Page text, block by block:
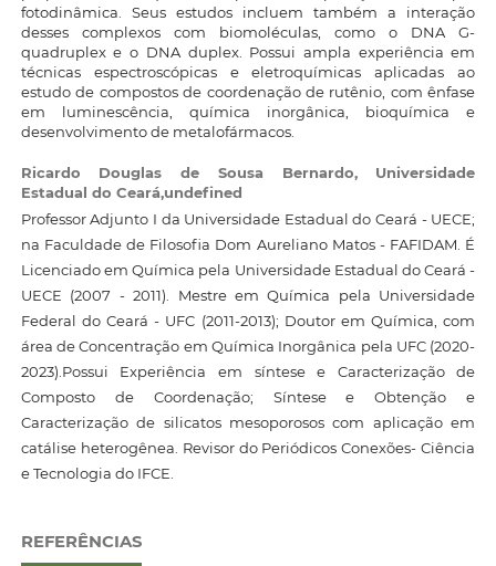
fotodinâmica. Seus estudos incluem também a interação
desses complexos com biomoléculas, como o DNA G-
quadruplex e o DNA duplex. Possui ampla experiência em
técnicas espectroscópicas e eletroquímicas aplicadas ao
estudo de compostos de coordenação de rutênio, com ênfase
em luminescência, química inorgânica, bioquímica e
desenvolvimento de metalofármacos.
Ricardo Douglas de Sousa Bernardo, Universidade
Estadual do Ceará,undefined
Professor Adjunto I da Universidade Estadual do Ceará - UECE;
na Faculdade de Filosofia Dom Aureliano Matos - FAFIDAM. É
Licenciado em Química pela Universidade Estadual do Ceará -
UECE (2007 - 2011). Mestre em Química pela Universidade
Federal do Ceará - UFC (2011-2013); Doutor em Química, com
área de Concentração em Química Inorgânica pela UFC (2020-
2023).Possui Experiência em síntese e Caracterização de
Composto de Coordenação; Síntese e Obtenção e
Caracterização de silicatos mesoporosos com aplicação em
catálise heterogênea. Revisor do Periódicos Conexões- Ciência
e Tecnologia do IFCE.
REFERÊNCIAS